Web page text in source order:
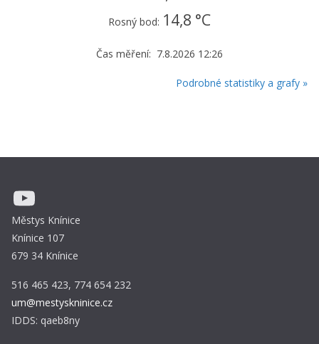
Rosný bod: 14,8 °C
Čas měření: 7.8.2026 12:26
Podrobné statistiky a grafy »
YouTube
Městys Knínice
Knínice 107
679 34 Knínice
516 465 423, 774 654 232
um@mestyskninice.cz
IDDS: qaeb8ny